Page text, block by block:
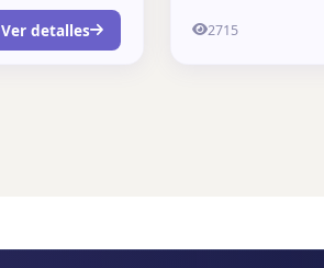
Ver detalles 2715